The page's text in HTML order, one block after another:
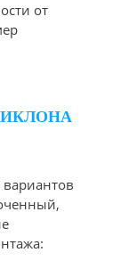
от
вариантов